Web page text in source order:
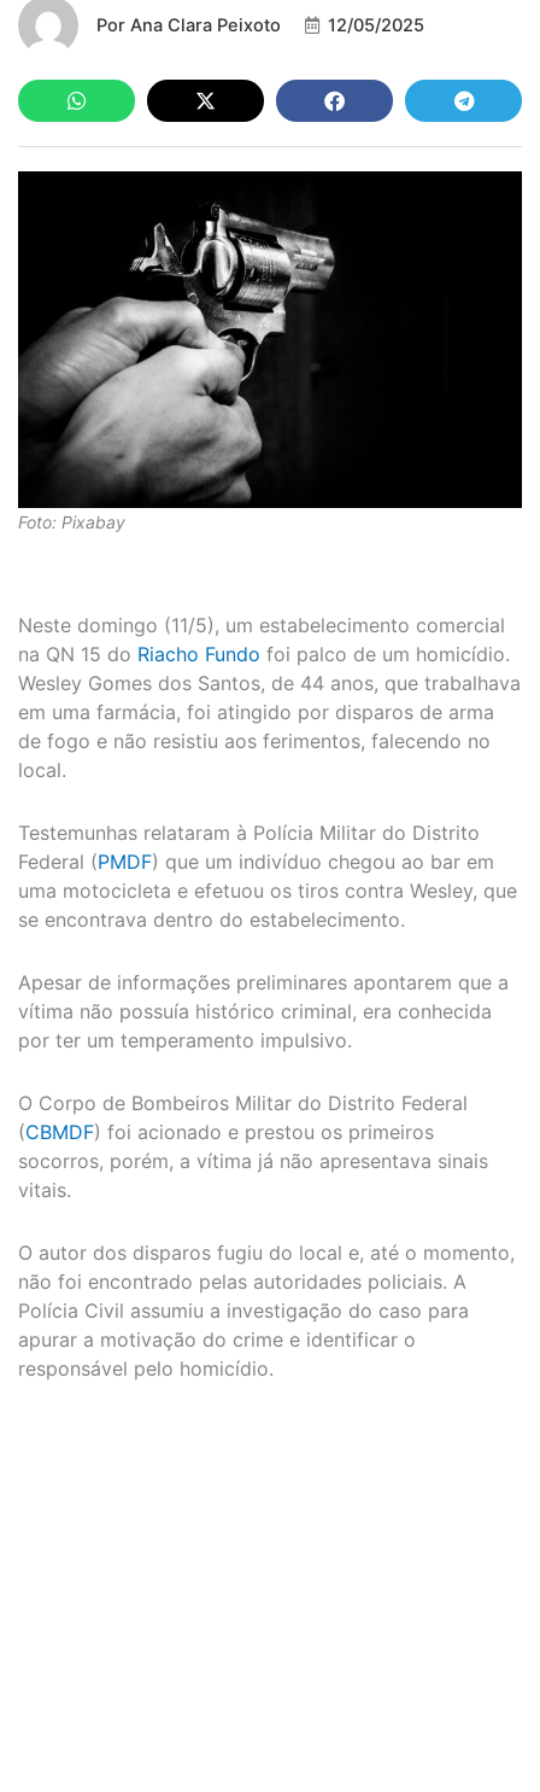
Por Ana Clara Peixoto 12/05/2025
Foto: Pixabay
Neste domingo (11/5), um estabelecimento comercial
na QN 15 do Riacho Fundo foi palco de um homicídio.
Wesley Gomes dos Santos, de 44 anos, que trabalhava
em uma farmácia, foi atingido por disparos de arma
de fogo e não resistiu aos ferimentos, falecendo no
local.
Testemunhas relataram à Polícia Militar do Distrito
Federal (PMDF) que um indivíduo chegou ao bar em
uma motocicleta e efetuou os tiros contra Wesley, que
se encontrava dentro do estabelecimento.
Apesar de informações preliminares apontarem que a
vítima não possuía histórico criminal, era conhecida
por ter um temperamento impulsivo.
O Corpo de Bombeiros Militar do Distrito Federal
(CBMDF) foi acionado e prestou os primeiros
socorros, porém, a vítima já não apresentava sinais
vitais.
O autor dos disparos fugiu do local e, até o momento,
não foi encontrado pelas autoridades policiais. A
Polícia Civil assumiu a investigação do caso para
apurar a motivação do crime e identificar o
responsável pelo homicídio.